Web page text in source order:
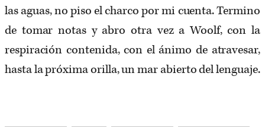
las aguas, no piso el charco por mi cuenta. Termino
de tomar notas y abro otra vez a Woolf, con la
respiración contenida, con el ánimo de atravesar,
hasta la próxima orilla, un mar abierto del lenguaje.